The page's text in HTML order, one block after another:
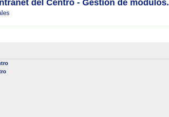
del Centro - Gestión de módulos.